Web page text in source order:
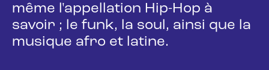
même l'appellation Hip-Hop à
savoir ; le funk, la soul, ainsi que la
musique afro et latine.